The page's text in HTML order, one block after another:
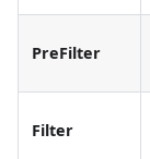
PreFilter
Filter